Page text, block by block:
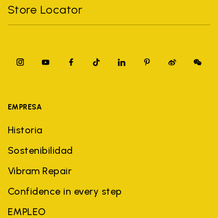
Store Locator
EMPRESA
Historia
Sostenibilidad
Vibram Repair
Confidence in every step
EMPLEO